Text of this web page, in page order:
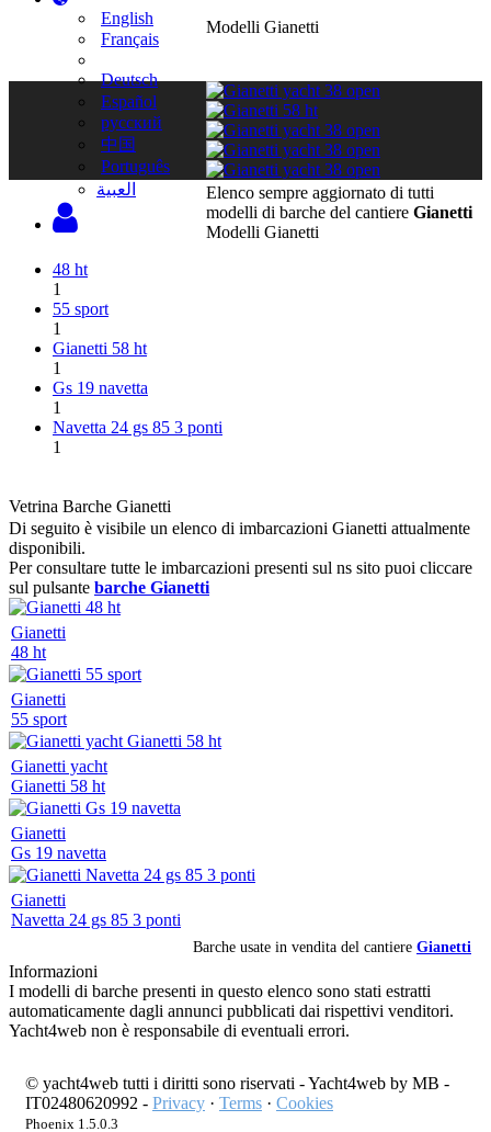
English
Français
Deutsch
Español
русский
中国
Português
‫العبية
Modelli Gianetti
Elenco sempre aggiornato di tutti
modelli di barche del cantiere Gianetti
Modelli Gianetti
48 ht
1
55 sport
1
Gianetti 58 ht
1
Gs 19 navetta
1
Navetta 24 gs 85 3 ponti
1
Vetrina Barche Gianetti
Di seguito è visibile un elenco di imbarcazioni Gianetti attualmente
disponibili.
Per consultare tutte le imbarcazioni presenti sul ns sito puoi cliccare
sul pulsante barche Gianetti
Gianetti
48 ht
Gianetti
55 sport
Gianetti yacht
Gianetti 58 ht
Gianetti
Gs 19 navetta
Gianetti
Navetta 24 gs 85 3 ponti
Barche usate in vendita del cantiere Gianetti
Informazioni
I modelli di barche presenti in questo elenco sono stati estratti
automaticamente dagli annunci pubblicati dai rispettivi venditori.
Yacht4web non è responsabile di eventuali errori.
© yacht4web tutti i diritti sono riservati -Yacht4web by MB -
IT02480620992 - Privacy · Terms · Cookies
Phoenix 1.5.0.3